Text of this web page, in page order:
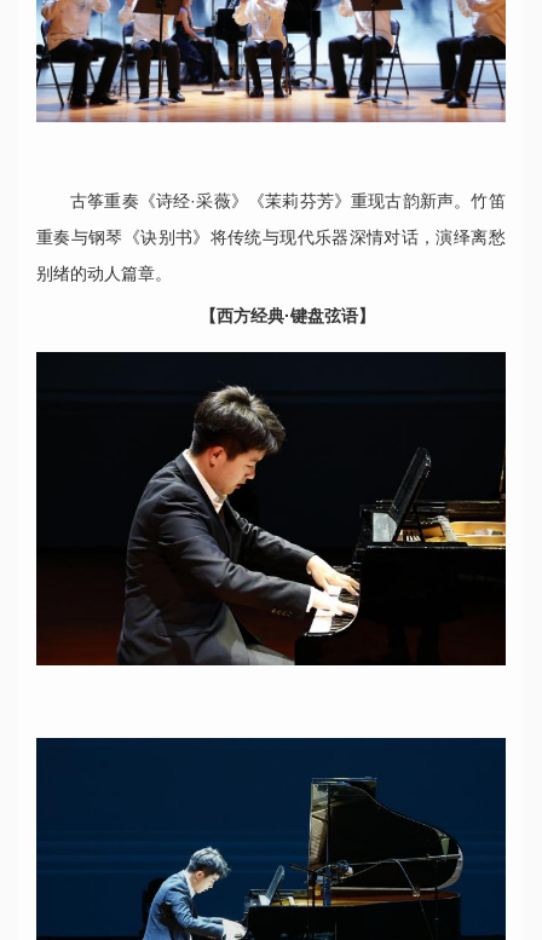
古筝重奏《诗经·采薇》《茉莉芬芳》重现古韵新声。竹笛
重奏与钢琴《诀别书》将传统与现代乐器深情对话，演绎离愁
别绪的动人篇章。
【西方经典·键盘弦语】